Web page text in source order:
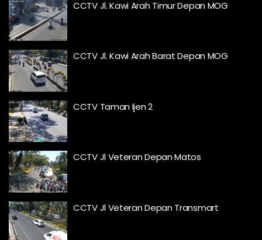
CCTV Jl. Kawi Arah Timur Depan MOG
CCTV Jl. Kawi Arah Barat Depan MOG
CCTV Taman Ijen 2
CCTV Jl Veteran Depan Matos
CCTV Jl Veteran Depan Transmart